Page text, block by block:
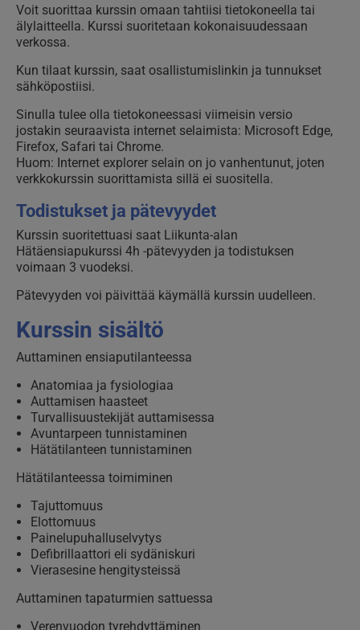
Voit suorittaa kurssin omaan tahtiisi tietokoneella tai
älylaitteella. Kurssi suoritetaan kokonaisuudessaan
verkossa.
Kun tilaat kurssin, saat osallistumislinkin ja tunnukset
sähköpostiisi.
Sinulla tulee olla tietokoneessasi viimeisin versio
jostakin seuraavista internet selaimista: Microsoft Edge,
Firefox, Safari tai Chrome.
Huom: Internet explorer selain on jo vanhentunut, joten
verkkokurssin suorittamista sillä ei suositella.
Todistukset ja pätevyydet
Kurssin suoritettuasi saat Liikunta-alan
Hätäensiapukurssi 4h -pätevyyden ja todistuksen
voimaan 3 vuodeksi.
Pätevyyden voi päivittää käymällä kurssin uudelleen.
Kurssin sisältö
Auttaminen ensiaputilanteessa
Anatomiaa ja fysiologiaa
Auttamisen haasteet
Turvallisuustekijät auttamisessa
Avuntarpeen tunnistaminen
Hätätilanteen tunnistaminen
Hätätilanteessa toimiminen
Tajuttomuus
Elottomuus
Painelupuhalluselvytys
Defibrillaattori eli sydäniskuri
Vierasesine hengitysteissä
Auttaminen tapaturmien sattuessa
Verenvuodon tyrehdyttäminen